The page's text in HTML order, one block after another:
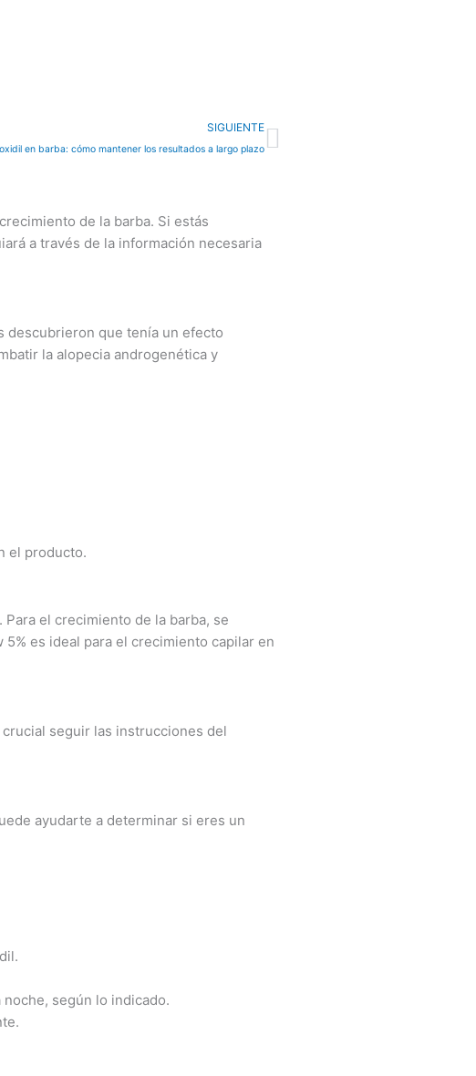
SIGUIENTE
en barba: cómo mantener los resultados a largo plazo
Next
de la barba. Si estás
a través de la información necesaria
descubrieron que tenía un efecto
la alopecia androgenética y
el producto.
el crecimiento de la barba, se
es ideal para el crecimiento capilar en
seguir las instrucciones del
ayudarte a determinar si eres un
según lo indicado.